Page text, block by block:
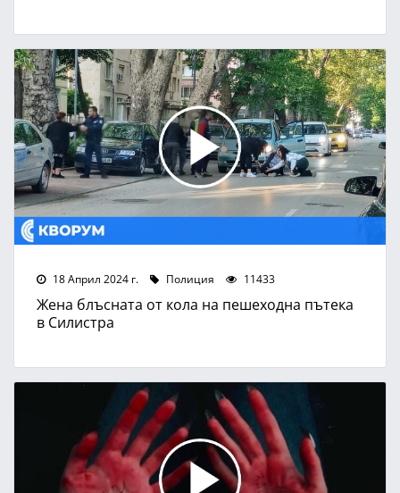
18 Април 2024 г. Полиция 11433
Жена блъсната от кола на пешеходна пътека
в Силистра